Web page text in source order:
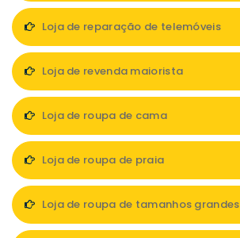
Loja de reparação de telemóveis
Loja de revenda maiorista
Loja de roupa de cama
Loja de roupa de praia
Loja de roupa de tamanhos grandes